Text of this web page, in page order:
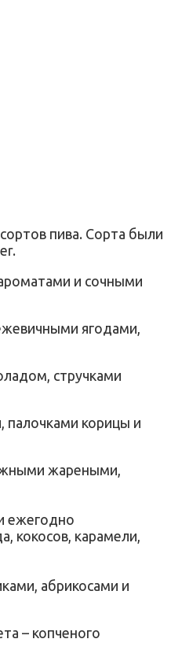
пива. Сорта были
и сочными
ягодами,
стручками
палочками корицы и
жареными,
ежегодно
кокосов, карамели,
абрикосами и
– копченого